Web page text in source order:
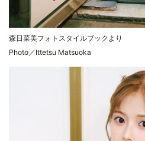
森日菜美フォトスタイルブックより
Photo／Ittetsu Matsuoka